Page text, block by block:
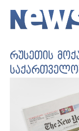
რუსეთის